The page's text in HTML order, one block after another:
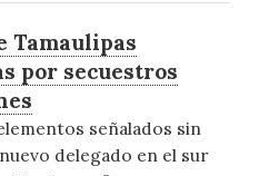
Tamaulipas
por secuestros
señalados sin
delegado en el sur